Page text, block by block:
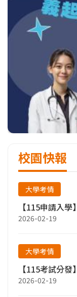
校園快報
大學考情
【115申請入
2026-02-19
大學考情
【115考試分
2026-02-19